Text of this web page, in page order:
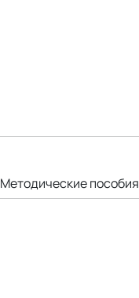
Методические пособия